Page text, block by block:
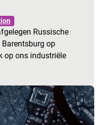
Russische
op
op ons industriële